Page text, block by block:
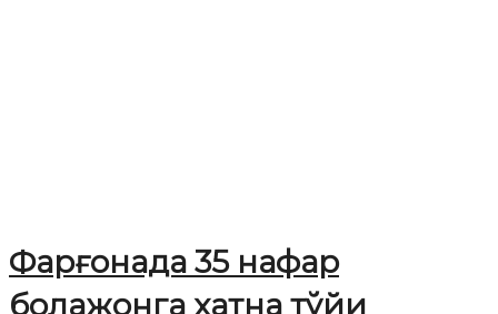
Фарғонада 35 нафар
болажонга хатна тўйи